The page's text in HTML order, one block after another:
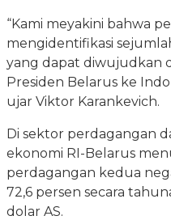
“Kami meyakini bahwa
mengidentifikasi
yang dapat diwujudkan
Presiden Belarus ke
ujar Viktor Karankevich.
Di sektor perdagangan
ekonomi RI-Belarus
perdagangan kedua
72,6 persen secara
dolar AS.